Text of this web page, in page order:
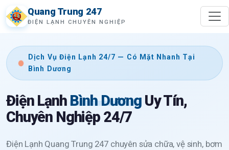
Quang Trung 247
ĐIỆN LẠNH CHUYÊN NGHIỆP
Dịch Vụ Điện Lạnh 24/7 — Có Mặt Nhanh Tại
Bình Dương
Điện LạnhBình DươngUy Tín,
Chuyên Nghiệp 24/7
Điện Lạnh Quang Trung 247 chuyên sửa chữa, vệ sinh, bơm